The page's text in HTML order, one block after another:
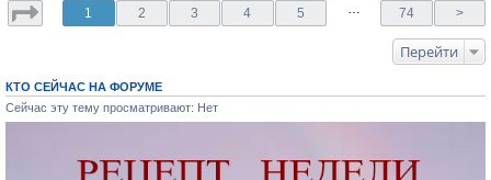
1 2 3 4 5 … 74 >
Перейти
КТО СЕЙЧАС НА ФОРУМЕ
Сейчас эту тему просматривают: Нет